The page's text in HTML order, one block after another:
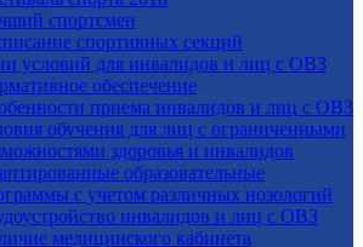
спортсмен
спортивных секций
условий для инвалидов и лиц с ОВЗ
обеспечение
приема инвалидов и лиц с ОВЗ
обучения для лиц с ограниченными
здоровья и инвалидов
образовательные
с учетом различных нозологий
инвалидов и лиц с ОВЗ
медицинского кабинета